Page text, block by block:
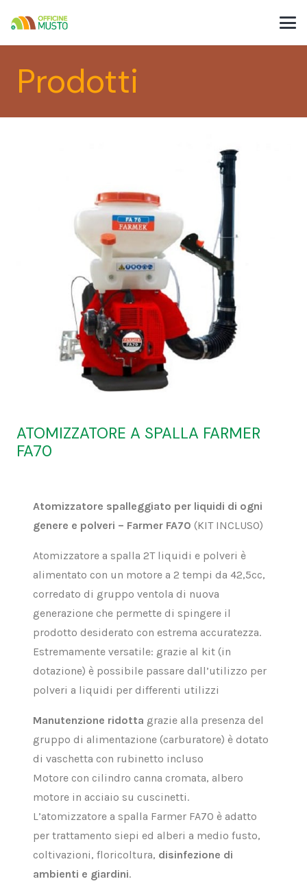
Prodotti
ATOMIZZATORE A SPALLA FARMER
FA70
Atomizzatore spalleggiato per liquidi di ogni
genere e polveri – Farmer FA70 (KIT INCLUSO)
Atomizzatore a spalla 2T liquidi e polveri è
alimentato con un motore a 2 tempi da 42,5cc,
corredato di gruppo ventola di nuova
generazione che permette di spingere il
prodotto desiderato con estrema accuratezza.
Estremamente versatile: grazie al kit (in
dotazione) è possibile passare dall’utilizzo per
polveri a liquidi per differenti utilizzi
Manutenzione ridotta grazie alla presenza del
gruppo di alimentazione (carburatore) è dotato
di vaschetta con rubinetto incluso
Motore con cilindro canna cromata, albero
motore in acciaio su cuscinetti.
L’atomizzatore a spalla Farmer FA70 è adatto
per trattamento siepi ed alberi a medio fusto,
coltivazioni, floricoltura, disinfezione di
ambienti e giardini.